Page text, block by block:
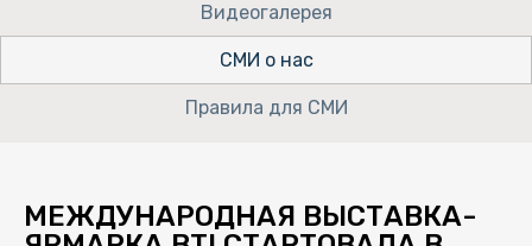
Видеогалерея
СМИ о нас
Правила для СМИ
МЕЖДУНАРОДНАЯ ВЫСТАВКА-